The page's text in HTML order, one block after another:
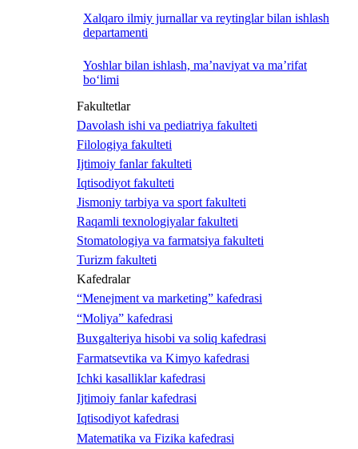
Xalqaro ilmiy jurnallar va reytinglar bilan ishlash
departamenti
Yoshlar bilan ishlash, ma’naviyat va ma’rifat
bo‘limi
Fakultetlar
Davolash ishi va pediatriya fakulteti
Filologiya fakulteti
Ijtimoiy fanlar fakulteti
Iqtisodiyot fakulteti
Jismoniy tarbiya va sport fakulteti
Raqamli texnologiyalar fakulteti
Stomatologiya va farmatsiya fakulteti
Turizm fakulteti
Kafedralar
“Menejment va marketing” kafedrasi
“Moliya” kafedrasi
Buxgalteriya hisobi va soliq kafedrasi
Farmatsevtika va Kimyo kafedrasi
Ichki kasalliklar kafedrasi
Ijtimoiy fanlar kafedrasi
Iqtisodiyot kafedrasi
Matematika va Fizika kafedrasi